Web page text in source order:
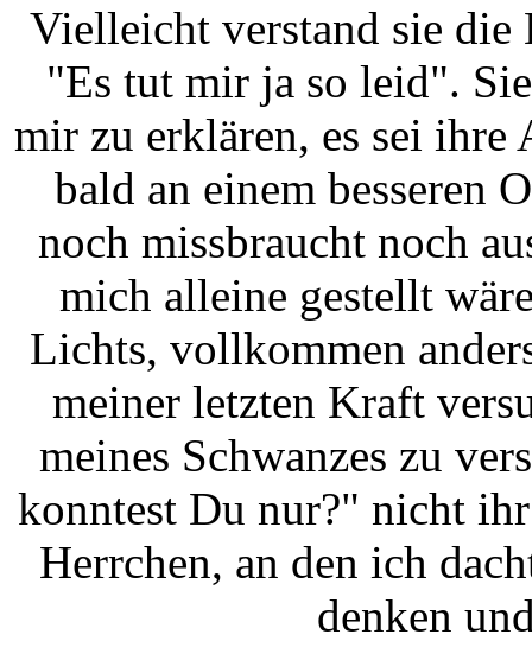
Vielleicht verstand sie die
"Es tut mir ja so leid".
mir zu erklären, es sei ihre
bald an einem besseren
noch missbraucht noch
mich alleine gestellt
Lichts, vollkommen
meiner letzten Kraft
meines Schwanzes zu
konntest Du nur?" nicht
Herrchen, an den ich
denken